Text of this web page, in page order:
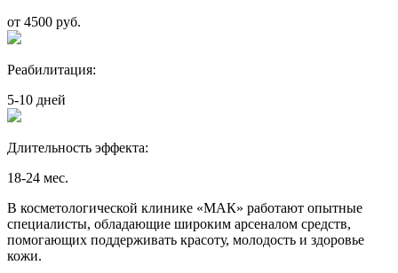
от 4500 руб.
Реабилитация:
5-10 дней
Длительность эффекта:
18-24 мес.
В косметологической клинике «МАК» работают опытные
специалисты, обладающие широким арсеналом средств,
помогающих поддерживать красоту, молодость и здоровье
кожи.